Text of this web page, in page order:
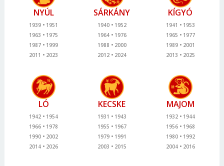
NYÚL
1939
1951
1963
1975
1987
1999
2011
2023
SÁRKÁNY
1940
1952
1964
1976
1988
2000
2012
2024
KÍGYÓ
1941
1953
1965
1977
1989
2001
2013
2025
LÓ
1942
1954
1966
1978
1990
2002
2014
2026
KECSKE
1931
1943
1955
1967
1979
1991
2003
2015
MAJOM
1932
1944
1956
1968
1980
1992
2004
2016